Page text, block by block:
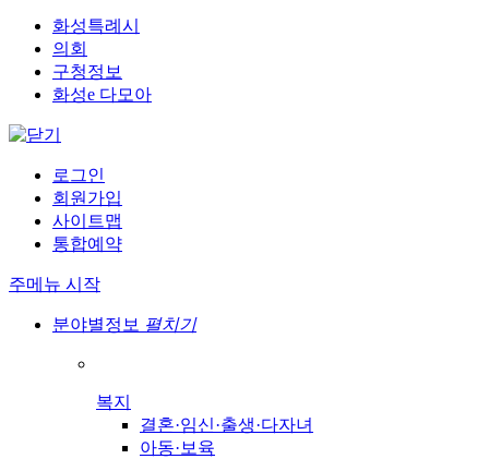
화성특례시
의회
구청정보
화성e 다모아
로그인
회원가입
사이트맵
통합예약
주메뉴 시작
분야별정보 펼치기
복지
결혼·임신·출생·다자녀
아동·보육